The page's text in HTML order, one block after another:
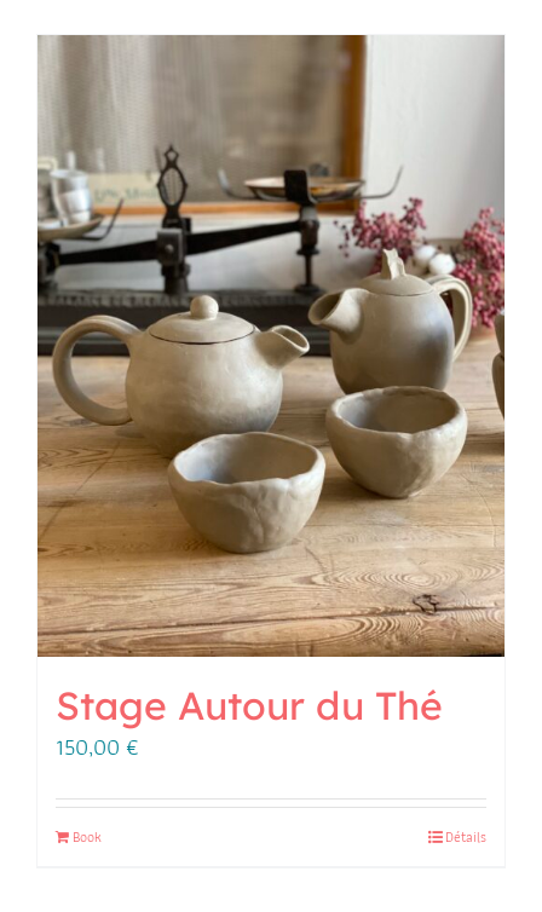
Stage Autour du Thé
150,00 €
Book Détails